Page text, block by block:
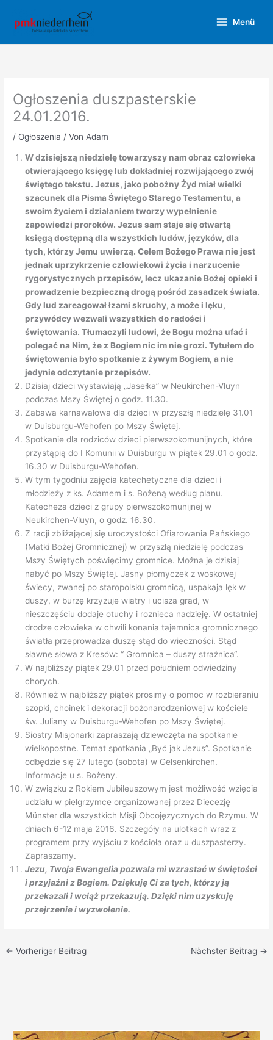
Inhalt
springen
Menü
Ogłoszenia duszpasterskie
24.01.2016.
/ Ogłoszenia / Von Adam
W dzisiejszą niedzielę towarzyszy nam obraz człowieka
otwierającego księgę lub dokładniej rozwijającego zwój
świętego tekstu. Jezus, jako pobożny Żyd miał wielki
szacunek dla Pisma Świętego Starego Testamentu, a
swoim życiem i działaniem tworzy wypełnienie
zapowiedzi proroków. Jezus sam staje się otwartą
księgą dostępną dla wszystkich ludów, języków, dla
tych, którzy Jemu uwierzą. Celem Bożego Prawa nie jest
jednak uprzykrzenie człowiekowi życia i narzucenie
rygorystycznych przepisów, lecz ukazanie Bożej opieki i
prowadzenie bezpieczną drogą pośród zasadzek świata.
Gdy lud zareagował łzami skruchy, a może i lęku,
przywódcy wezwali wszystkich do radości i
świętowania. Tłumaczyli ludowi, że Bogu można ufać i
polegać na Nim, że z Bogiem nic im nie grozi. Tytułem do
świętowania było spotkanie z żywym Bogiem, a nie
jedynie odczytanie przepisów.
Dzisiaj dzieci wystawiają „Jasełka” w Neukirchen-Vluyn
podczas Mszy Świętej o godz. 11.30.
Zabawa karnawałowa dla dzieci w przyszłą niedzielę 31.01
w Duisburgu-Wehofen po Mszy Świętej.
Spotkanie dla rodziców dzieci pierwszokomunijnych, które
przystąpią do I Komunii w Duisburgu w piątek 29.01 o godz.
16.30 w Duisburgu-Wehofen.
W tym tygodniu zajęcia katechetyczne dla dzieci i
młodzieży z ks. Adamem i s. Bożeną według planu.
Katecheza dzieci z grupy pierwszokomunijnej w
Neukirchen-Vluyn, o godz. 16.30.
Z racji zbliżającej się uroczystości Ofiarowania Pańskiego
(Matki Bożej Gromnicznej) w przyszłą niedzielę podczas
Mszy Świętych poświęcimy gromnice. Można je dzisiaj
nabyć po Mszy Świętej. Jasny płomyczek z woskowej
świecy, zwanej po staropolsku gromnicą, uspakaja lęk w
duszy, w burzę krzyżuje wiatry i ucisza grad, w
nieszczęściu dodaje otuchy i roznieca nadzieję. W ostatniej
drodze człowieka w chwili konania tajemnica gromnicznego
światła przeprowadza duszę stąd do wieczności. Stąd
sławne słowa z Kresów: “ Gromnica – duszy strażnica“.
W najbliższy piątek 29.01 przed południem odwiedziny
chorych.
Również w najbliższy piątek prosimy o pomoc w rozbieraniu
szopki, choinek i dekoracji bożonarodzeniowej w kościele
św. Juliany w Duisburgu-Wehofen po Mszy Świętej.
Siostry Misjonarki zapraszają dziewczęta na spotkanie
wielkopostne. Temat spotkania „Być jak Jezus”. Spotkanie
odbędzie się 27 lutego (sobota) w Gelsenkirchen.
Informacje u s. Bożeny.
W związku z Rokiem Jubileuszowym jest możliwość wzięcia
udziału w pielgrzymce organizowanej przez Diecezję
Münster dla wszystkich Misji Obcojęzycznych do Rzymu. W
dniach 6-12 maja 2016. Szczegóły na ulotkach wraz z
programem przy wyjściu z kościoła oraz u duszpasterzy.
Zapraszamy.
Jezu, Twoja Ewangelia pozwala mi wzrastać w świętości
i przyjaźni z Bogiem. Dziękuję Ci za tych, którzy ją
przekazali i wciąż przekazują. Dzięki nim uzyskuję
przejrzenie i wyzwolenie.
← Vorheriger Beitrag Nächster Beitrag →